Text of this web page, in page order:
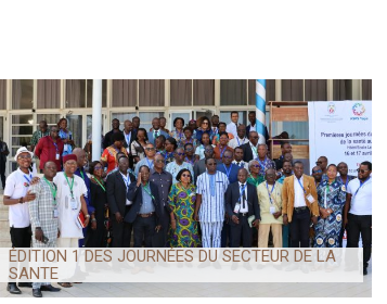
ÉDITION 1 DES JOURNÉES DU SECTEUR DE LA
SANTE